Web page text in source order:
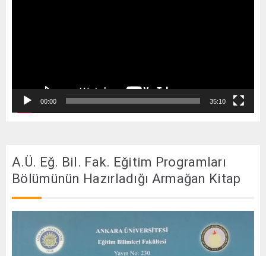
00:00 35:10
A.Ü. Eğ. Bil. Fak. Eğitim Programları
Bölümünün Hazırladığı Armağan Kitap